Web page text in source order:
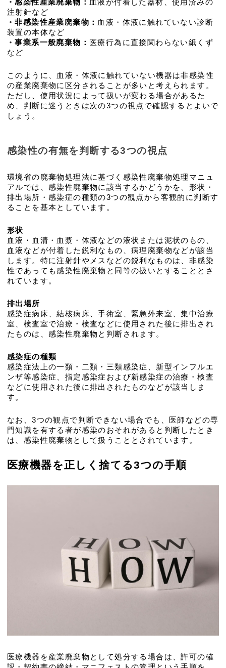
感染性産業廃棄物： 血液が付着した器材、使用済みの
注射針など
・非感染性産業廃棄物： 血液・体液に触れていない診断
装置の本体など
・事業系一般廃棄物： 医療行為に直接関わらない紙くず
など
このように、血液・体液に触れていない機器は非感染性
の産業廃棄物に区分されることが多いと考えられます。
ただし、使用状況によって扱いが変わる場合があるた
め、判断に迷うときは次の3つの視点で確認するとよいで
しょう。
感染性の有無を判断する3つの視点
環境省の廃棄物処理法に基づく感染性廃棄物処理マニュ
アルでは、感染性廃棄物に該当するかどうかを、形状・
排出場所・感染症の種類の3つの観点から客観的に判断す
ることを基本としています。
形状
血液・血清・血漿・体液などの液状または泥状のもの、
血液などが付着した鋭利なもの、病理廃棄物などが該当
します。特に注射針やメスなどの鋭利なものは、非感染
性であっても感染性廃棄物と同等の扱いとすることとさ
れています。
排出場所
感染症病床、結核病床、手術室、緊急外来室、集中治療
室、検査室で治療・検査などに使用された後に排出され
たものは、感染性廃棄物と判断されます。
感染症の種類
感染症法上の一類・二類・三類感染症、新型インフルエ
ンザ等感染症、指定感染症および新感染症の治療・検査
などに使用された後に排出されたものなどが該当しま
す。
なお、3つの観点で判断できない場合でも、医師などの専
門知識を有する者が感染のおそれがあると判断したとき
は、感染性廃棄物として扱うこととされています。
医療機器を正しく捨てる3つの手順
医療機器を産業廃棄物として処分する場合は、許可の確